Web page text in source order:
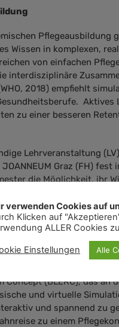
Pflegeausbildung
Wissen in komplexen,
von einfachen
interdisziplinäre
2018) empfiehlt
Aktives
zu einer besseren
Lehrveranstaltung
Graz (FH)
die Möglichkeit, ihr
um so ihre
ein modern
Concept (BLERC)
von Simulationen in
Concept (BLERC), das an
und virtuelle
und spannend zu
zu einem
verwenden Cookies auf
Klicken auf
ALLER Cookies
Einstellungen Alle